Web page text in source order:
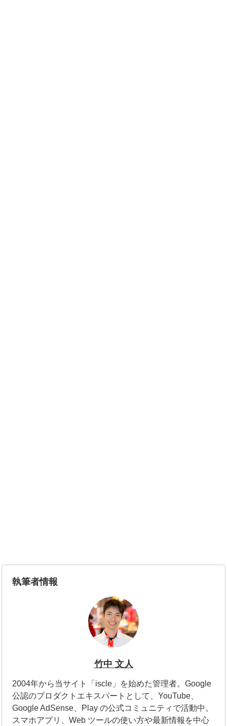
執筆者情報
竹中 文人
2004年から当サイト「iscle」を始めた管理者。Google
公認のプロダクトエキスパートとして、YouTube、
Google AdSense、Play の公式コミュニティで活動中。
スマホアプリ、Web ツールの使い方や最新情報を中心